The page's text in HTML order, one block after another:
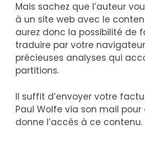
Mais sachez que l’auteur
à un site web avec le
aurez donc la possibilité de
traduire par votre
précieuses analyses qui
partitions.
Il suffit d’envoyer votre
Paul Wolfe via son mail pour
donne l’accès à ce contenu.